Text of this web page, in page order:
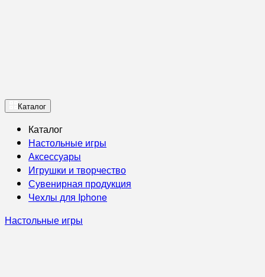
Каталог
Каталог
Настольные игры
Аксессуары
Игрушки и творчество
Сувенирная продукция
Чехлы для Iphone
Настольные игры